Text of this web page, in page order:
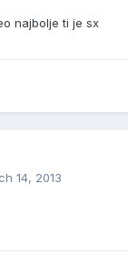
najbolje ti je sx
14, 2013